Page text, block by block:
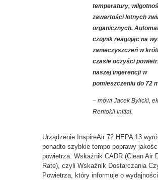
temperatury,
zawartości lotnych
organicznych.
czujnik reagując na
zanieczyszczeń w
czasie oczyści
naszej ingerencji w
pomieszczeniu do 72
– mówi Jacek Bylicki,
Rentokil Initial.
Urządzenie InspireAir 72 HEPA 13
ponadto szybkie tempo poprawy jakości
powietrza. Wskaźnik CADR (Clean Air
Rate), czyli Wskaźnik Dostarczania
Powietrza, który informuje o